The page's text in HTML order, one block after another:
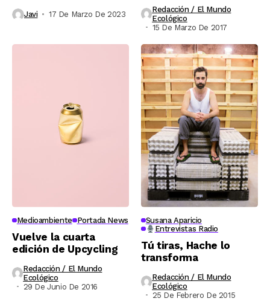
Javi 17 De Marzo De 2023
Redacción / El Mundo
Ecológico
15 De Marzo De 2017
Medioambiente Portada News
Vuelve la cuarta
edición de Upcycling
Redacción / El Mundo
Ecológico
29 De Junio De 2016
Susana Aparicio
Entrevistas Radio
Tú tiras, Hache lo
transforma
Redacción / El Mundo
Ecológico
25 De Febrero De 2015